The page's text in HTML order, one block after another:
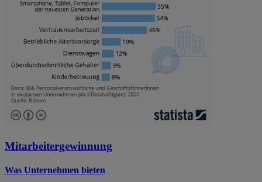
Mitarbeitergewinnung
Was Unternehmen bieten